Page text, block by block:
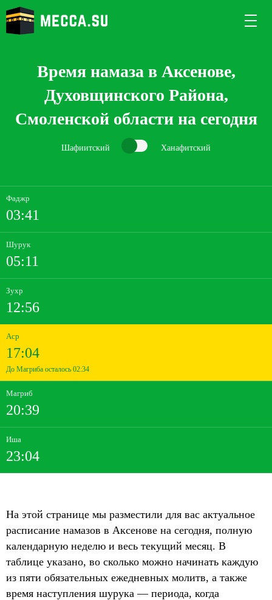
Время намаза в Аксенове,
Духовщинского Района,
Смоленской области на сегодня
Шафиитский Ханафитский
Фаджр
03:41
Шурук
05:11
Зухр
12:56
Аср
17:04
До Магриба осталось 02:34
Магриб
20:39
Иша
23:04
На этой странице мы разместили для вас актуальное
расписание намазов в Аксенове на сегодня, полную
календарную неделю и весь текущий месяц. В
таблице указано, во сколько можно начинать каждую
из пяти обязательных ежедневных молитв, а также
время наступления шурука — периода, когда